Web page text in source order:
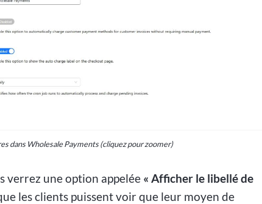
dans Wholesale Payments (cliquez pour zoomer)
verrez une option appelée « Afficher le libellé de
les clients puissent voir que leur moyen de